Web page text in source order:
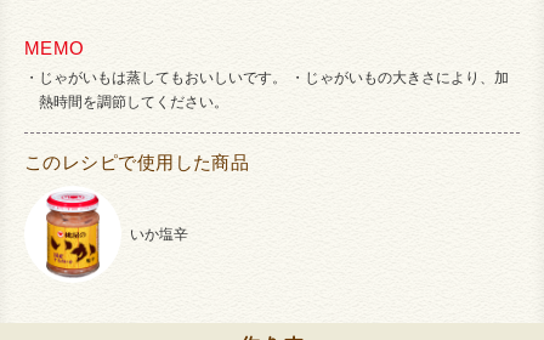
MEMO
じゃがいもは蒸してもおいしいです。 ・じゃがいもの大きさにより、加
熱時間を調節してください。
このレシピで使用した商品
いか塩辛